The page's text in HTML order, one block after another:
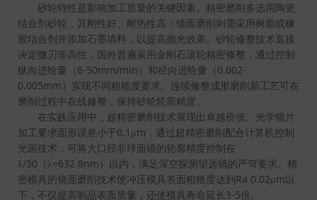
砂轮特性是影响加工质量的关键因素。精密磨削多选用陶瓷
结合剂砂轮，其刚性好、耐热性高；镜面磨削则需采用树脂或橡
胶结合剂并添加石墨填料，以提高抛光效果。砂轮修整技术直接
决定微刃等高性，国外普遍采用金刚石滚轮精密修整，通过控制
纵向进给量（ 6-50mm/min ）和径向进给量（ 0.002-
0.005mm ）实现不同粗糙度要求。连续修整成形磨削新工艺可在
磨削过程中在线修整，保持砂轮轮廓精度。
在实践应用中，超精密磨削技术展现出卓越价值。光学镜片
加工要求面形误差小于 0.1 μ m ，通过超精密磨削配合计算机控制
光斑技术，可将大口径非球面镜的轮廓精度控制在
λ/30 （λ=632.8nm ）以内，满足深空探测望远镜的严苛要求。精
密模具的镜面磨削技术使冲压模具表面粗糙度达到 Ra 0.02μ m 以
下，不仅提高制品表面质量，还使模具寿命延长3-5倍。